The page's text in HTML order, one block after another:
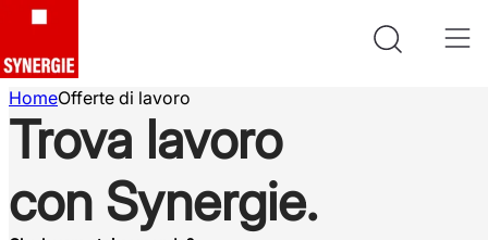
HomeOfferte di lavoro
Trova lavoro
con Synergie.